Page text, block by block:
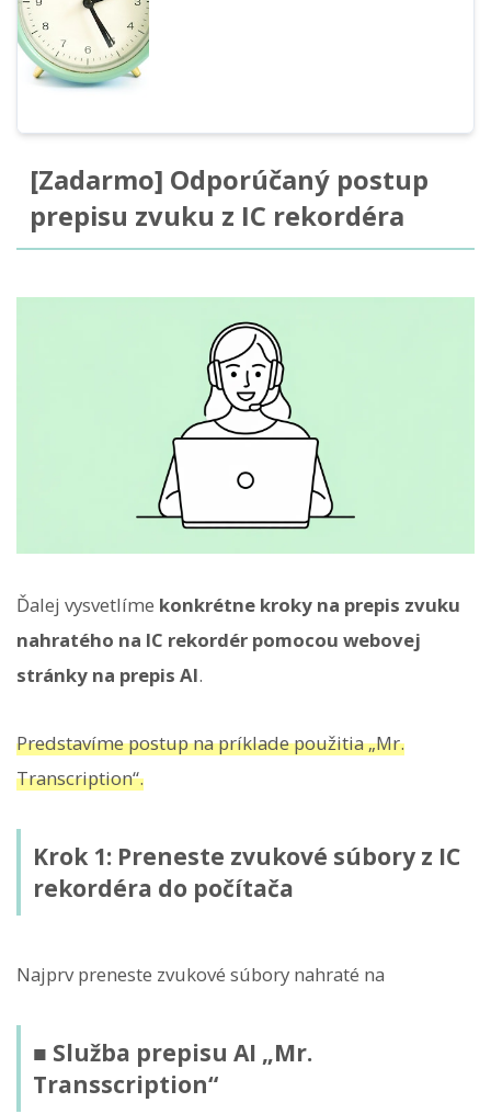
[Zadarmo] Odporúčaný postup
prepisu zvuku z IC rekordéra
Ďalej vysvetlíme konkrétne kroky na prepis zvuku
nahratého na IC rekordér pomocou webovej
stránky na prepis AI.
Predstavíme postup na príklade použitia „Mr.
Transcription“.
Krok 1: Preneste zvukové súbory z IC
rekordéra do počítača
Najprv preneste zvukové súbory nahraté na
■ Služba prepisu AI „Mr.
Transscription“